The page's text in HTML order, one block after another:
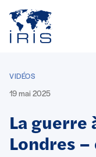
Aller au contenu principal
VIDÉOS
19 mai 2025
La guerre
Londres